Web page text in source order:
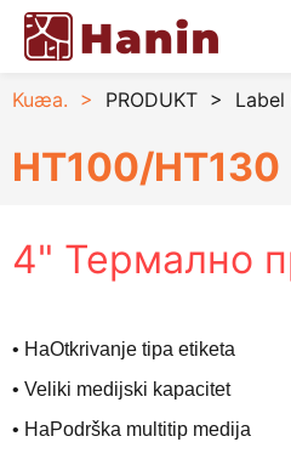
Kuæa. > PRODUKT > Label
HT100/HT130
4" Термално
• НаOtkrivanje tipa etiketa
• Veliki medijski kapacitet
• НаPodrška multitip medija